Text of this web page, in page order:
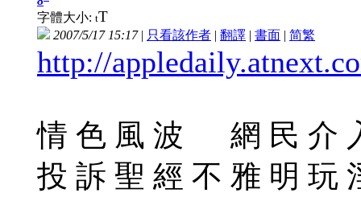
字體大小: tT
2007/5/17 15:17| 只看該作者 | 翻譯 | 書面 | 简繁
http://
情 色 風 波 網 民 介
投 訴 聖 經 不 雅 明 玩